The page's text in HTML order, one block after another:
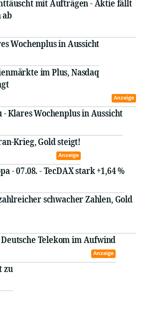
mit Aufträgen - Aktie fällt
ab
Wochenplus in Aussicht
im Plus, Nasdaq
Anzeige
- Klares Wochenplus in Aussicht
Krieg, Gold steigt!
Anzeige
- 07.08. - TecDAX stark +1,64 %
schwacher Zahlen, Gold
Telekom im Aufwind
Anzeige
zu